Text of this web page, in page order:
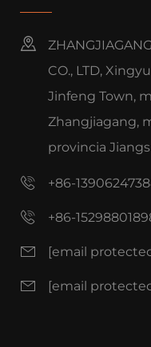
CO., LTD,
Jinfeng Town,
Zhangjiagang,
provincia
+86-
+86-
[email
[email